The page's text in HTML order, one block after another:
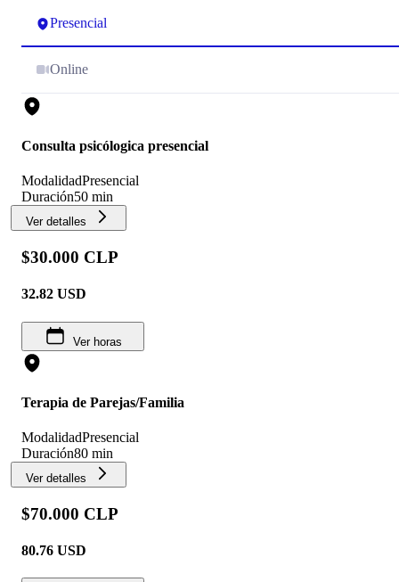
Presencial
Online
Consulta psicólogica presencial
ModalidadPresencial
Duración50 min
Ver detalles
$30.000 CLP
32.82 USD
Ver horas
Terapia de Parejas/Familia
ModalidadPresencial
Duración80 min
Ver detalles
$70.000 CLP
80.76 USD